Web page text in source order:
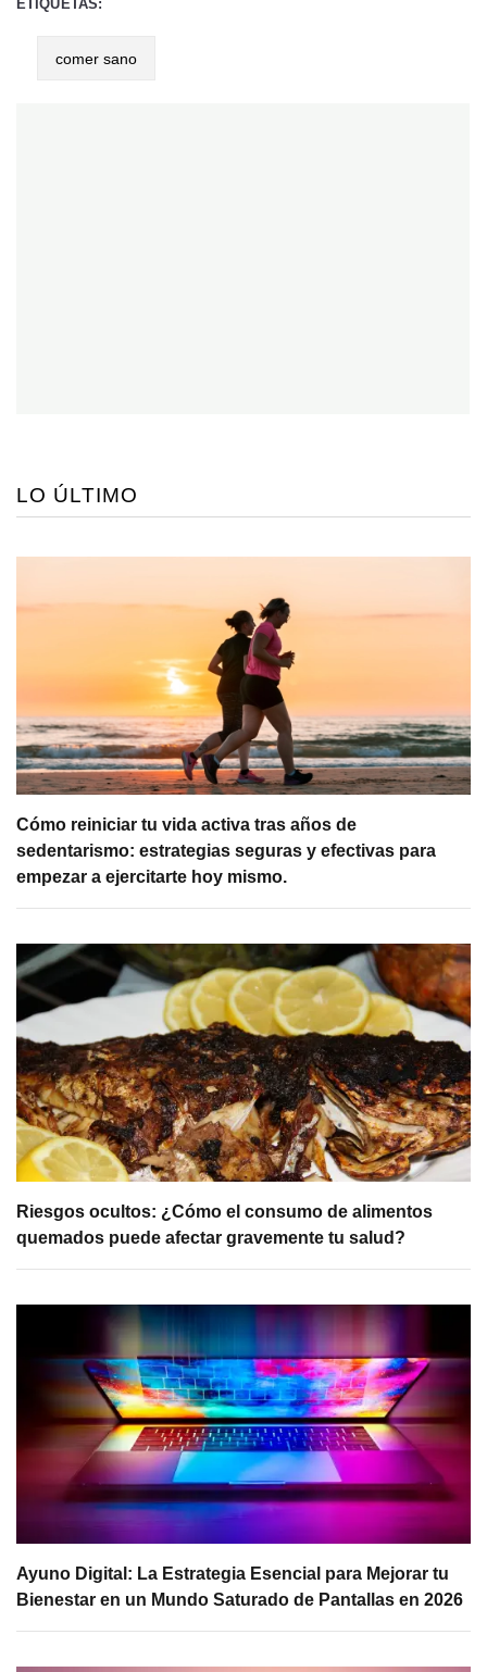
ETIQUETAS:
comer sano
LO ÚLTIMO
Cómo reiniciar tu vida activa tras años de
sedentarismo: estrategias seguras y efectivas para
empezar a ejercitarte hoy mismo.
Riesgos ocultos: ¿Cómo el consumo de alimentos
quemados puede afectar gravemente tu salud?
Ayuno Digital: La Estrategia Esencial para Mejorar tu
Bienestar en un Mundo Saturado de Pantallas en 2026